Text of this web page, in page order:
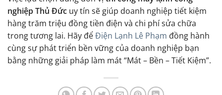
nghiệp Thủ Đức uy tín sẽ giúp doanh nghiệp tiết kiệm
hàng trăm triệu đồng tiền điện và chi phí sửa chữa
trong tương lai. Hãy đểĐiện Lạnh Lê Phạm đồng hành
cùng sự phát triển bền vững của doanh nghiệp bạn
bằng những giải pháp làm mát “Mát – Bền – Tiết Kiệm”.